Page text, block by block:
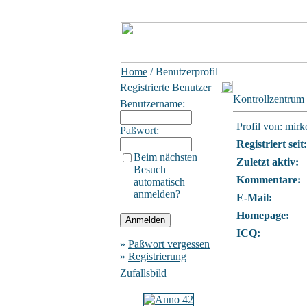
Home / Benutzerprofil
Registrierte Benutzer
Benutzername:
Paßwort:
Beim nächsten
Besuch
automatisch
anmelden?
» Paßwort vergessen
» Registrierung
Zufallsbild
Kontrollzentrum
Profil von:
Registriert seit:
Zuletzt aktiv:
Kommentare:
E-Mail:
Homepage:
ICQ: